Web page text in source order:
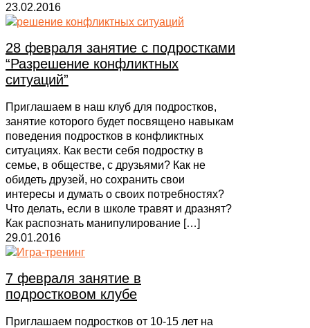
23.02.2016
28 февраля занятие с подростками
“Разрешение конфликтных
ситуаций”
Приглашаем в наш клуб для подростков,
занятие которого будет посвящено навыкам
поведения подростков в конфликтных
ситуациях. Как вести себя подростку в
семье, в обществе, с друзьями? Как не
обидеть друзей, но сохранить свои
интересы и думать о своих потребностях?
Что делать, если в школе травят и дразнят?
Как распознать манипулирование […]
29.01.2016
7 февраля занятие в
подростковом клубе
Приглашаем подростков от 10-15 лет на